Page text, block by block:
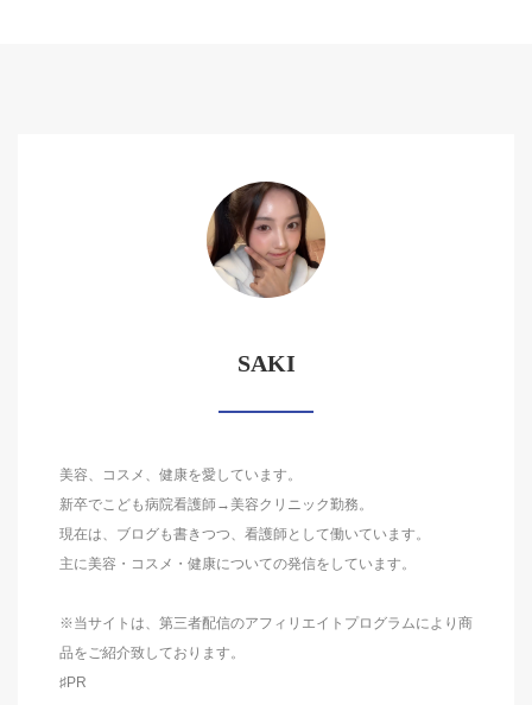
SAKI
美容、コスメ、健康を愛しています。
新卒でこども病院看護師→美容クリニック勤務。
現在は、ブログも書きつつ、看護師として働いています。
主に美容・コスメ・健康についての発信をしています。
※当サイトは、第三者配信のアフィリエイトプログラムにより商
品をご紹介致しております。
♯PR